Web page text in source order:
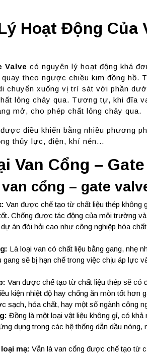
Hoạt Động Của
Valve có nguyên lý hoạt động khá
theo ngược chiều kim đồng hồ.
chuyển xuống vị trí sát với phần
lỏng chảy qua. Tương tự, khi đĩa
mở, cho phép chất lỏng chảy qua.
điều khiển bằng nhiều phương
thủy lực, điện, khí nén…
Van Cổng –
cổng – gate
Van được chế tạo từ chất liệu thép không
Chống được tác động của môi trường
án đòi hỏi cao như công nghiệp hóa
Là loại van có chất liệu bằng gang, nhẹ
gang sẽ bị hạn chế trong việc chịu áp lực
Van được chế tạo từ chất liệu thép sẽ có
kiện nhiệt độ hay chống ăn mòn tốt hơn
sạch, hóa chất, hay một số ngành công
Đồng là một loại vật liệu không gỉ, có
dụng trong các hệ thống dẫn dầu
mạ: Vẫn là van cổng được chế tạo từ